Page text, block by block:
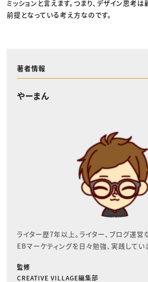
ミッションと言えます。つまり、デザイン思考
前提となっている考え方なのです。
著者情報
やーまん
ライター歴7年以上。ライター、ブログ運
EBマーケティングを日々勉強、実践してい
監修
CREATIVE VILLAGE編集部